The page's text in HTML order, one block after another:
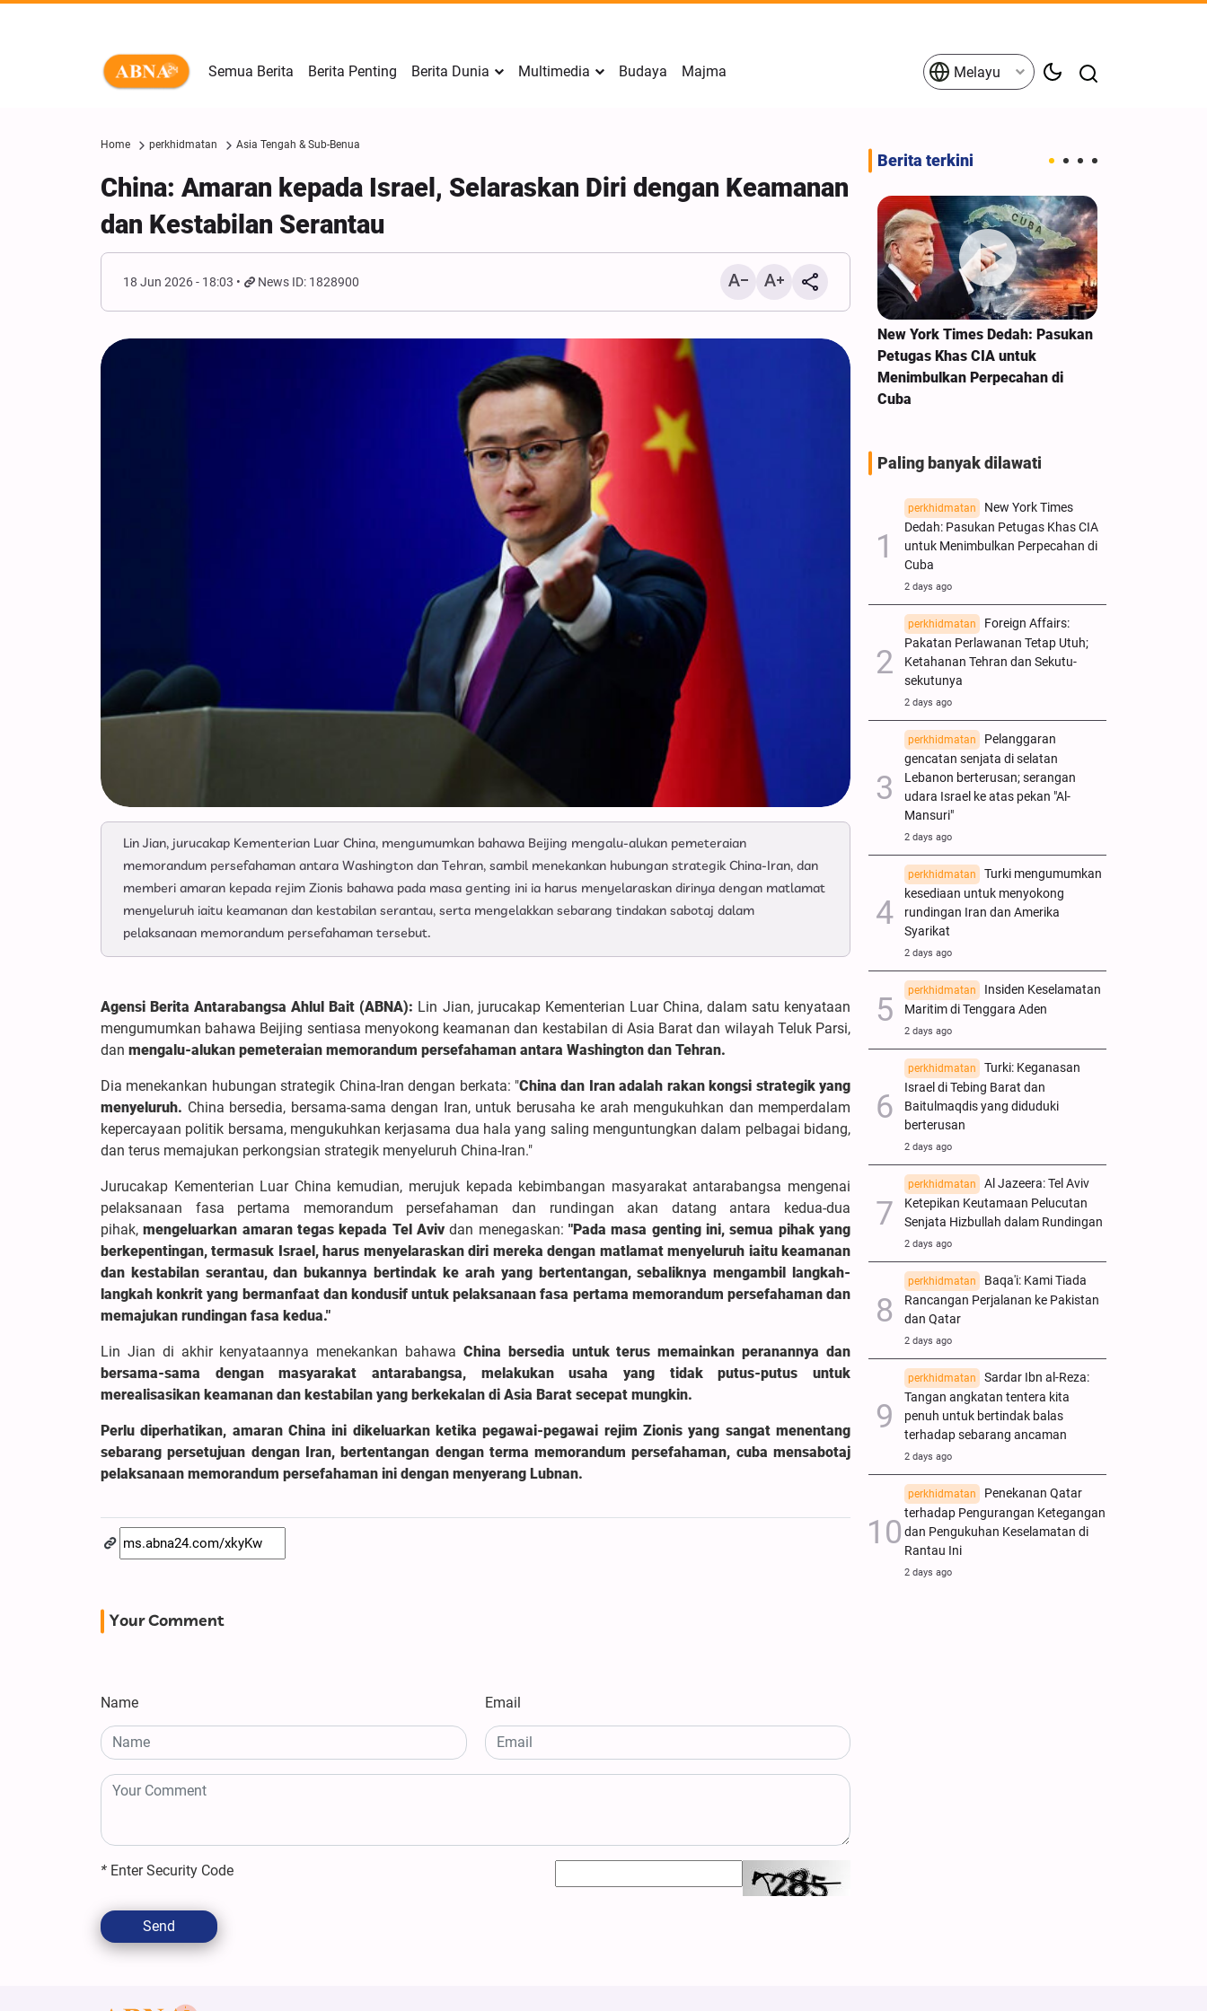
Semua Berita Berita Penting Berita Dunia Multimedia Budaya Majma Melayu
Home perkhidmatan Asia Tengah & Sub-Benua
China: Amaran kepada Israel, Selaraskan Diri dengan Keamanan
dan Kestabilan Serantau
18 Jun 2026 - 18:03 News ID: 1828900
Lin Jian, jurucakap Kementerian Luar China, mengumumkan bahawa Beijing mengalu-alukan pemeteraian
memorandum persefahaman antara Washington dan Tehran, sambil menekankan hubungan strategik China-Iran, dan
memberi amaran kepada rejim Zionis bahawa pada masa genting ini ia harus menyelaraskan dirinya dengan matlamat
menyeluruh iaitu keamanan dan kestabilan serantau, serta mengelakkan sebarang tindakan sabotaj dalam
pelaksanaan memorandum persefahaman tersebut.
Agensi Berita Antarabangsa Ahlul Bait (ABNA): Lin Jian, jurucakap Kementerian Luar China, dalam satu kenyataan
mengumumkan bahawa Beijing sentiasa menyokong keamanan dan kestabilan di Asia Barat dan wilayah Teluk Parsi,
dan mengalu-alukan pemeteraian memorandum persefahaman antara Washington dan Tehran.
Dia menekankan hubungan strategik China-Iran dengan berkata: "China dan Iran adalah rakan kongsi strategik yang
menyeluruh. China bersedia, bersama-sama dengan Iran, untuk berusaha ke arah mengukuhkan dan memperdalam
kepercayaan politik bersama, mengukuhkan kerjasama dua hala yang saling menguntungkan dalam pelbagai bidang,
dan terus memajukan perkongsian strategik menyeluruh China-Iran."
Jurucakap Kementerian Luar China kemudian, merujuk kepada kebimbangan masyarakat antarabangsa mengenai
pelaksanaan fasa pertama memorandum persefahaman dan rundingan akan datang antara kedua-dua
pihak,mengeluarkan amaran tegas kepada Tel Aviv dan menegaskan:"Pada masa genting ini, semua pihak yang
berkepentingan, termasuk Israel, harus menyelaraskan diri mereka dengan matlamat menyeluruh iaitu keamanan
dan kestabilan serantau, dan bukannya bertindak ke arah yang bertentangan, sebaliknya mengambil langkah-
langkah konkrit yang bermanfaat dan kondusif untuk pelaksanaan fasa pertama memorandum persefahaman dan
memajukan rundingan fasa kedua."
Lin Jian di akhir kenyataannya menekankan bahawa China bersedia untuk terus memainkan peranannya dan
bersama-sama dengan masyarakat antarabangsa, melakukan usaha yang tidak putus-putus untuk
merealisasikan keamanan dan kestabilan yang berkekalan di Asia Barat secepat mungkin.
Perlu diperhatikan, amaran China ini dikeluarkan ketika pegawai-pegawai rejim Zionis yang sangat menentang
sebarang persetujuan dengan Iran, bertentangan dengan terma memorandum persefahaman, cuba mensabotaj
pelaksanaan memorandum persefahaman ini dengan menyerang Lubnan.
Your Comment
Name Email
* Enter Security Code
Send
Berita terkini
Turki mengumumkan kesediaan
untuk menyokong rundingan Iran
dan Amerika Syarikat
New York Times Dedah: Pasukan
Petugas Khas CIA untuk
Menimbulkan Perpecahan di
Cuba
Paling banyak dilawati
perkhidmatan
New York Times
Dedah: Pasukan Petugas Khas CIA
untuk Menimbulkan Perpecahan di
Cuba
2 days ago
perkhidmatan
Foreign Affairs:
Pakatan Perlawanan Tetap Utuh;
Ketahanan Tehran dan Sekutu-
sekutunya
2 days ago
perkhidmatan
Pelanggaran
gencatan senjata di selatan
Lebanon berterusan; serangan
udara Israel ke atas pekan "Al-
Mansuri"
2 days ago
perkhidmatan
Turki mengumumkan
kesediaan untuk menyokong
rundingan Iran dan Amerika
Syarikat
2 days ago
perkhidmatan
Insiden Keselamatan
Maritim di Tenggara Aden
2 days ago
perkhidmatan
Turki: Keganasan
Israel di Tebing Barat dan
Baitulmaqdis yang diduduki
berterusan
2 days ago
perkhidmatan
Al Jazeera: Tel Aviv
Ketepikan Keutamaan Pelucutan
Senjata Hizbullah dalam Rundingan
2 days ago
perkhidmatan
Baqa'i: Kami Tiada
Rancangan Perjalanan ke Pakistan
dan Qatar
2 days ago
perkhidmatan
Sardar Ibn al-Reza:
Tangan angkatan tentera kita
penuh untuk bertindak balas
terhadap sebarang ancaman
2 days ago
perkhidmatan
Penekanan Qatar
terhadap Pengurangan Ketegangan
dan Pengukuhan Keselamatan di
Rantau Ini
2 days ago